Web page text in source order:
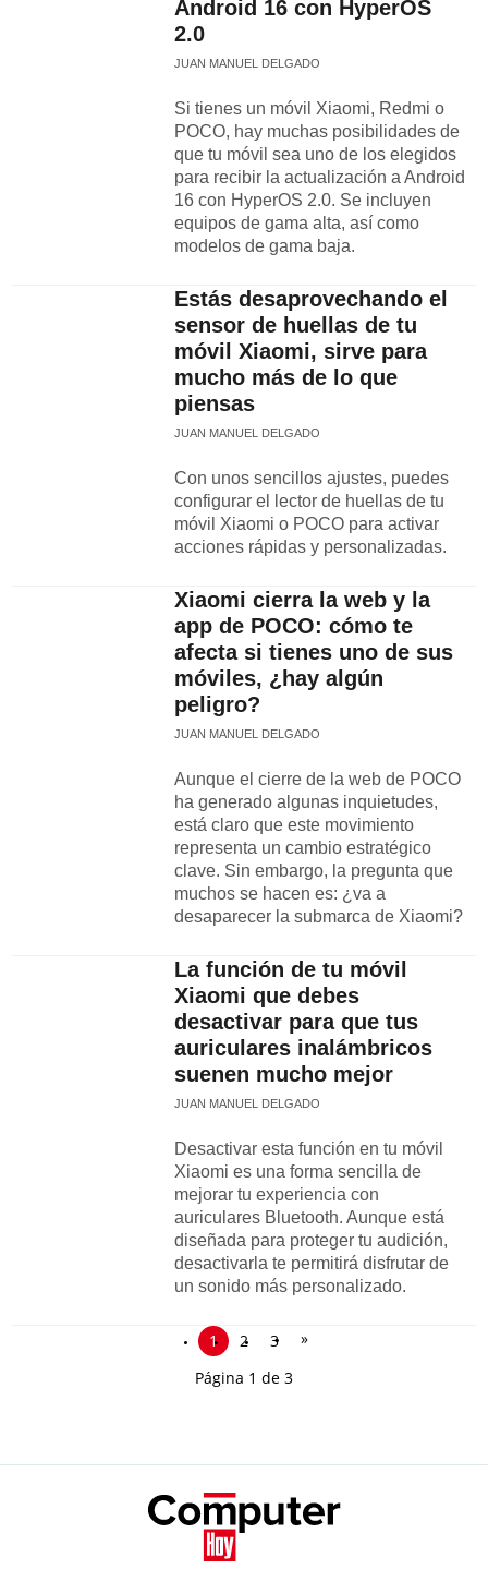
Android 16 con HyperOS
2.0
JUAN MANUEL DELGADO
Si tienes un móvil Xiaomi, Redmi o
POCO, hay muchas posibilidades de
que tu móvil sea uno de los elegidos
para recibir la actualización a Android
16 con HyperOS 2.0. Se incluyen
equipos de gama alta, así como
modelos de gama baja.
Estás desaprovechando el
sensor de huellas de tu
móvil Xiaomi, sirve para
mucho más de lo que
piensas
JUAN MANUEL DELGADO
Con unos sencillos ajustes, puedes
configurar el lector de huellas de tu
móvil Xiaomi o POCO para activar
acciones rápidas y personalizadas.
Xiaomi cierra la web y la
app de POCO: cómo te
afecta si tienes uno de sus
móviles, ¿hay algún
peligro?
JUAN MANUEL DELGADO
Aunque el cierre de la web de POCO
ha generado algunas inquietudes,
está claro que este movimiento
representa un cambio estratégico
clave. Sin embargo, la pregunta que
muchos se hacen es: ¿va a
desaparecer la submarca de Xiaomi?
La función de tu móvil
Xiaomi que debes
desactivar para que tus
auriculares inalámbricos
suenen mucho mejor
JUAN MANUEL DELGADO
Desactivar esta función en tu móvil
Xiaomi es una forma sencilla de
mejorar tu experiencia con
auriculares Bluetooth. Aunque está
diseñada para proteger tu audición,
desactivarla te permitirá disfrutar de
un sonido más personalizado.
1 2 3
»
Página 1 de 3